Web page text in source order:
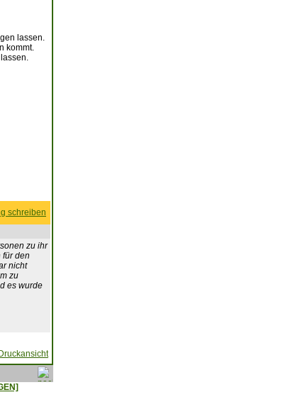
lassen.
kommt.
schreiben
zu ihr
für den
nicht
zu
es wurde